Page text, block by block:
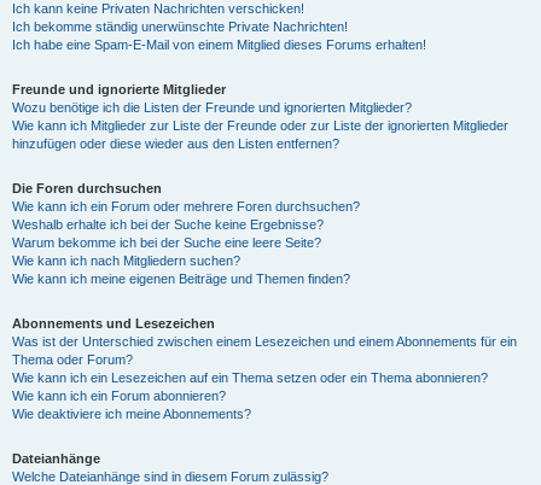
Ich kann keine Privaten Nachrichten verschicken!
Ich bekomme ständig unerwünschte Private Nachrichten!
Ich habe eine Spam-E-Mail von einem Mitglied dieses Forums erhalten!
Freunde und ignorierte Mitglieder
Wozu benötige ich die Listen der Freunde und ignorierten Mitglieder?
Wie kann ich Mitglieder zur Liste der Freunde oder zur Liste der ignorierten Mitglieder
hinzufügen oder diese wieder aus den Listen entfernen?
Die Foren durchsuchen
Wie kann ich ein Forum oder mehrere Foren durchsuchen?
Weshalb erhalte ich bei der Suche keine Ergebnisse?
Warum bekomme ich bei der Suche eine leere Seite?
Wie kann ich nach Mitgliedern suchen?
Wie kann ich meine eigenen Beiträge und Themen finden?
Abonnements und Lesezeichen
Was ist der Unterschied zwischen einem Lesezeichen und einem Abonnements für ein
Thema oder Forum?
Wie kann ich ein Lesezeichen auf ein Thema setzen oder ein Thema abonnieren?
Wie kann ich ein Forum abonnieren?
Wie deaktiviere ich meine Abonnements?
Dateianhänge
Welche Dateianhänge sind in diesem Forum zulässig?